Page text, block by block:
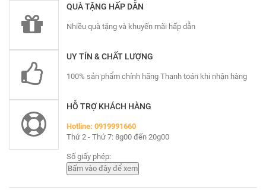
QUÀ TẶNG HẤP DẪN
Nhiều quà tặng và khuyến mãi hấp dẫn
UY TÍN & CHẤT LƯỢNG
100% sản phẩm chính hãng Thanh toán khi nhận hàng
HỖ TRỢ KHÁCH HÀNG
Hotline: 0919991660
Thứ 2 - Thứ 7: 8g00 đến 20g00
Số giấy phép: